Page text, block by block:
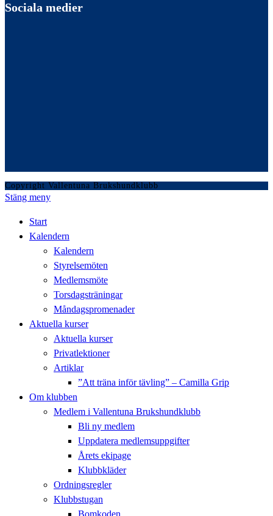
Sociala medier
Copyright Vallentuna Brukshundklubb
Stäng meny
Start
Kalendern
Kalendern
Styrelsemöten
Medlemsmöte
Torsdagsträningar
Måndagspromenader
Aktuella kurser
Aktuella kurser
Privatlektioner
Artiklar
”Att träna inför tävling” – Camilla Grip
Om klubben
Medlem i Vallentuna Brukshundklubb
Bli ny medlem
Uppdatera medlemsuppgifter
Årets ekipage
Klubbkläder
Ordningsregler
Klubbstugan
Bomkoden